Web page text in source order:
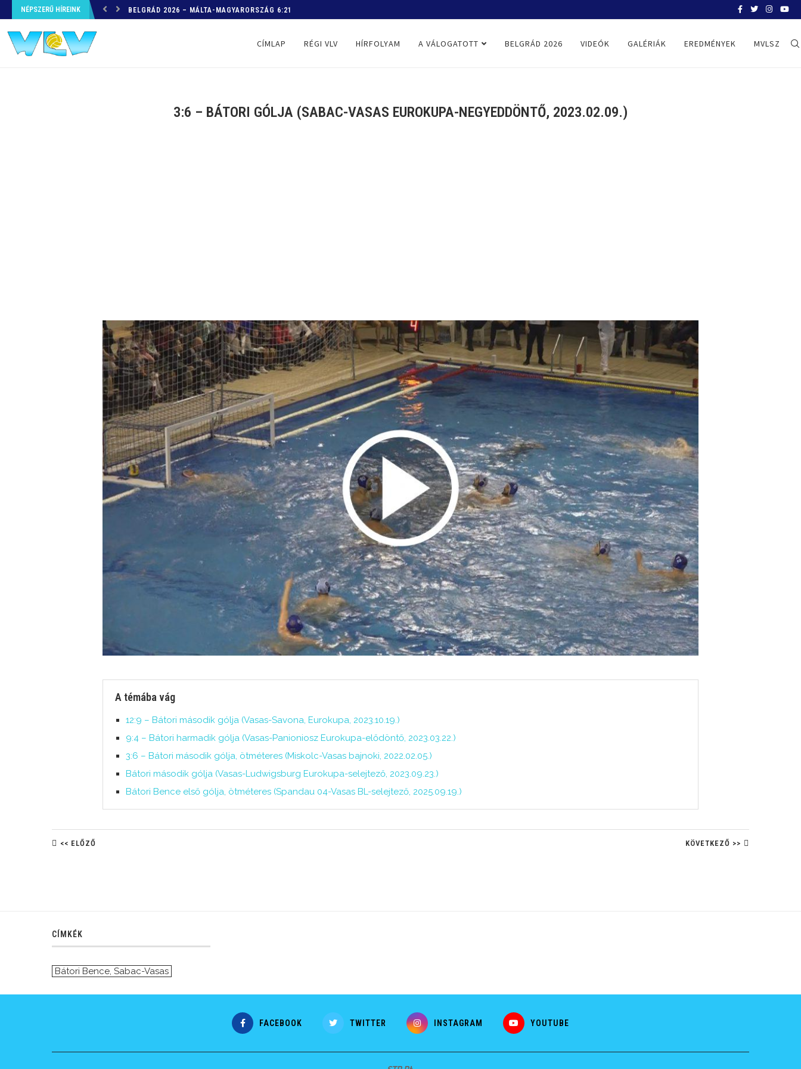
NÉPSZERŰ HÍREINK HELYZETKÉP AZ EB-RŐL – A TOVÁBBI PROGRAM
CÍMLAP RÉGI VLV HÍRFOLYAM A VÁLOGATOTT BELGRÁD 2026 VIDEÓK GALÉRIÁK EREDMÉNYEK MVLSZ
3:6 – BÁTORI GÓLJA (SABAC-VASAS EUROKUPA-NEGYEDDÖNTŐ, 2023.02.09.)
A témába vág
12:9 – Bátori második gólja (Vasas-Savona, Eurokupa, 2023.10.19.)
9:4 – Bátori harmadik gólja (Vasas-Panioniosz Eurokupa-elődöntő, 2023.03.22.)
3:6 – Bátori második gólja, ötméteres (Miskolc-Vasas bajnoki, 2022.02.05.)
Bátori második gólja (Vasas-Ludwigsburg Eurokupa-selejtező, 2023.09.23.)
Bátori Bence első gólja, ötméteres (Spandau 04-Vasas BL-selejtező, 2025.09.19.)
<< ELŐZŐ KÖVETKEZŐ >>
CÍMKÉK
Bátori Bence, Sabac-Vasas
FACEBOOK TWITTER INSTAGRAM YOUTUBE